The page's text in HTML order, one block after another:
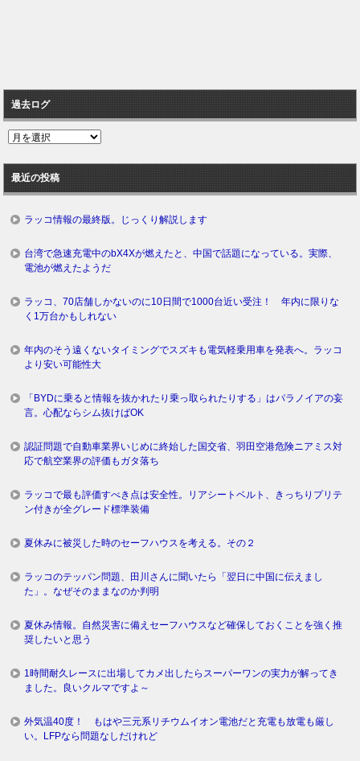
過去ログ
過
ロ
グ
最近の投稿
ラッコ情報の最終版。じっくり解説します
台湾で急速充電中のbX4Xが燃えたと、中国で話題になっている。実際、
電池が燃えたようだ
ラッコ、70店舗しかないのに10日間で1000台近い受注！ 年内に限りな
く1万台かもしれない
年内のそう遠くないタイミングでスズキも電気軽乗用車を発表へ。ラッコ
より安い可能性大
「BYDに乗ると情報を抜かれたり乗っ取られたりする」はパラノイアの妄
言。心配ならシム抜けばOK
認証問題で自動車業界いじめに終始した国交省、羽田空港危険ニアミス対
応で航空業界の評価もガタ落ち
ラッコで最も評価すべき点は安全性。リアシートベルト、きっちりプリテ
ン付きが全グレード標準装備
夏休みに被災した時のセーフハウスを考える。その２
ラッコのテッパン問題、田川さんに聞いたら「翌日に中国に伝えまし
た」。なぜそのままなのか判明
夏休み情報。自然災害に備えセーフハウスなど確保しておくことを強く推
奨したいと思う
1時間耐久レースに出場してカメ出したらスーパーワンの実力が解ってき
ました。良いクルマですよ～
外気温40度！ もはや三元系リチウムイオン電池だと充電も放電も厳し
い。LFPなら問題なしだけれど